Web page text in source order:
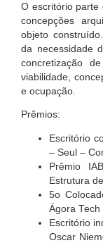
O escritório parte
concepções
objeto
da necessidade
concretização
viabilidade,
e ocupação.
Prêmios:
Escritório
– Seul –
Prêmio
Estrutura
5o
Ágora Tech
Escritório
Oscar